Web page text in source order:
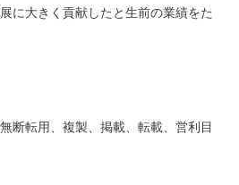
に大きく貢献したと生前の業績をた
断転用、複製、掲載、転載、営利目